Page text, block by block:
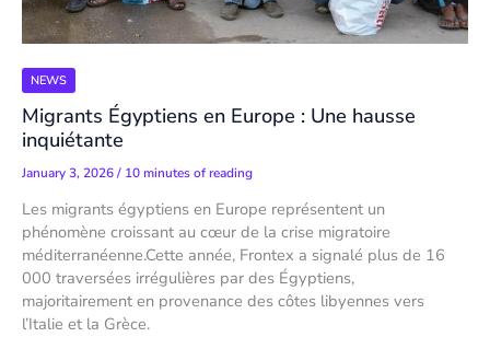
NEWS
Migrants Égyptiens en Europe : Une hausse
inquiétante
January 3, 2026/ 10 minutes of reading
Les migrants égyptiens en Europe représentent un
phénomène croissant au cœur de la crise migratoire
méditerranéenne.Cette année, Frontex a signalé plus de 16
000 traversées irrégulières par des Égyptiens,
majoritairement en provenance des côtes libyennes vers
l’Italie et la Grèce.